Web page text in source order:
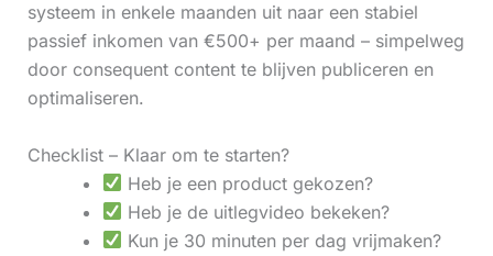
systeem in enkele maanden uit naar een stabiel
passief inkomen van €500+ per maand – simpelweg
door consequent content te blijven publiceren en
optimaliseren.
Checklist – Klaar om te starten?
Heb je een product gekozen?
Heb je de uitlegvideo bekeken?
Kun je 30 minuten per dag vrijmaken?